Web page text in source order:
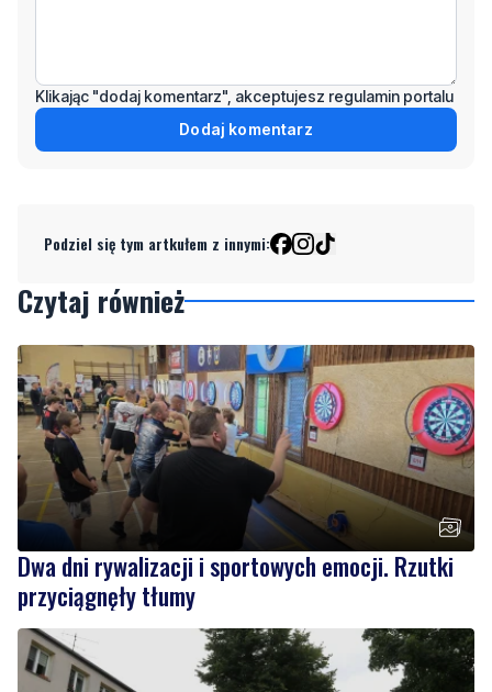
Podziel się tym artkułem z innymi:
Czytaj również
Dwa dni rywalizacji i sportowych emocji. Rzutki
przyciągnęły tłumy